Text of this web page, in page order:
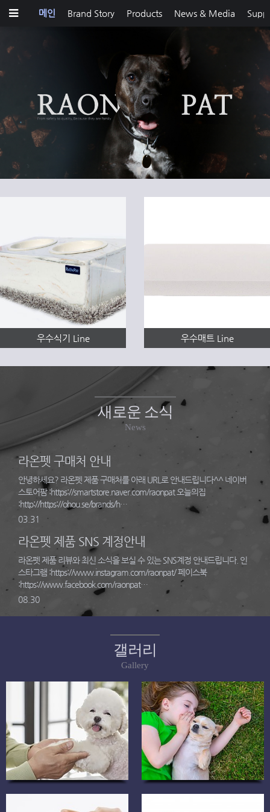
메인 Brand Story Products News & Media
우수식기 Line 우수매트 Line
새로운 소식
News
라온펫 구매처 안내
안녕하세요? 라온펫 제품 구매처를 아래 URL로 안내드립니다^^ 네이버
스토어팜 :https://smartstore.naver.com/raonpat 오늘의집
:http://https://ohou.se/brands/h…
03.31
라온펫 제품 SNS 계정안내
라온펫 제품 리뷰와 최신 소식을 보실 수 있는 SNS계정 안내드립니다. 인
스타그램 :https://www.instagram.com/raonpat/ 페이스북
:https://www.facebook.com/raonpat…
08.30
갤러리
Gallery